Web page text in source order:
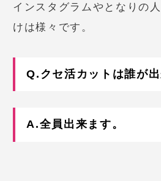
インスタグラムやとなりの
けは様々です。
Q.クセ活カットは誰が
A.全員出来ます。